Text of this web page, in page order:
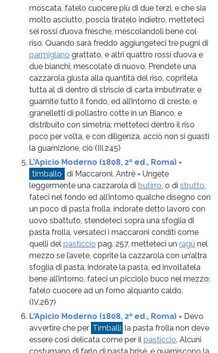
moscata, fatelo cuocere più di due terzi, e che sia
molto asciutto, poscia tiratelo indietro, metteteci
sei rossi d’uova fresche, mescolandoli bene col
riso. Quando sarà freddo aggiungeteci tre pugni di
parmigiano grattato, e altri quattro rossi d’uova e
due bianchi, mescolate di nuovo. Prendete una
cazzarola giusta alla quantità del riso, copritela
tutta al di dentro di striscie di carta imbutirrate; e
guarnite tutto il fondo, ed all’intorno di creste, e
granelletti di pollastro cotte in un Bianco, e
distribuito con simetria; metteteci dentro il riso
poco per volta, e con diligenza, acciò non si guasti
la guarnizione, ciò (III.245)
L'Apicio Moderno (1808, 2ª ed., Roma) =
timballo di Maccaroni. Antrè = Ungete
leggermente una cazzarola di butirro, o di strutto,
fateci nel fondo ed all’intorno qualche disegno con
un poco di pasta frolla, indorate detto lavoro con
uovo sbattuto, stendeteci sopra una sfoglia di
pasta frolla, versateci i maccaroni conditi come
quelli del pasticcio pag. 257, metteteci un ragù nel
mezzo se l’avete, coprite la cazzarola con un’altra
sfoglia di pasta, indorate la pasta, ed involtatela
bene all’intorno, fateci un picciolo buco nel mezzo;
fatelo cuocere ad un forno alquanto caldo.
(IV.267)
L'Apicio Moderno (1808, 2ª ed., Roma) = Devo
avvertire che per Timballi la pasta frolla non deve
essere così delicata come per il pasticcio. Alcuni